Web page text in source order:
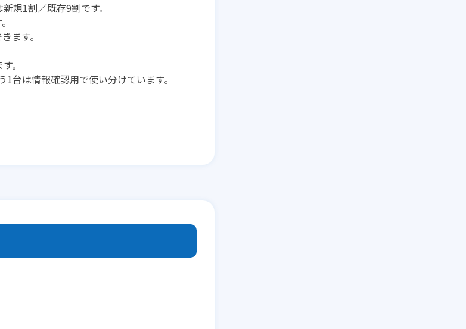
規1割／既存9割です。
ます。
。
台は情報確認用で使い分けています。